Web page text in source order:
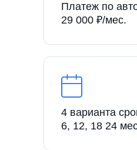
Платеж по
29 000 ₽/мес.
4 варианта
6, 12, 18 24